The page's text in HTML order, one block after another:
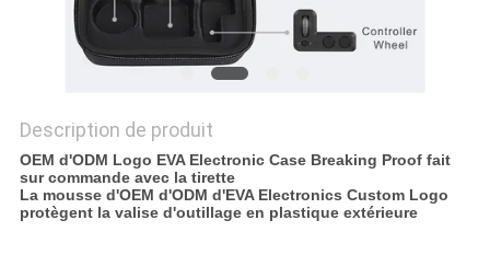
Description de produit
OEM d'ODM Logo EVA Electronic Case Breaking Proof fait
sur commande avec la tirette
La mousse d'OEM d'ODM d'EVA Electronics Custom Logo
protègent la valise d'outillage en plastique extérieure